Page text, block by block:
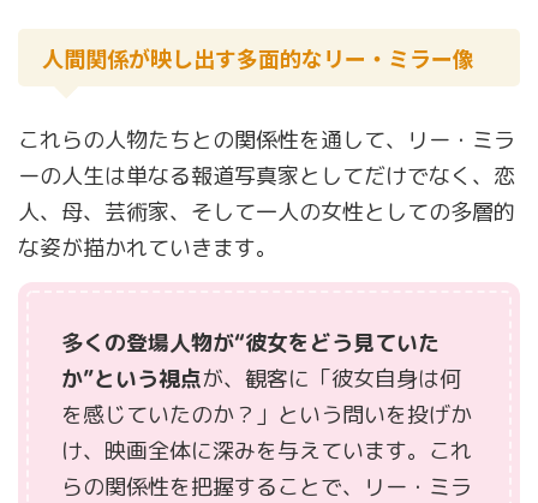
人間関係が映し出す多面的なリー・ミラー像
これらの人物たちとの関係性を通して、リー・ミラ
ーの人生は単なる報道写真家としてだけでなく、恋
人、母、芸術家、そして一人の女性としての多層的
な姿が描かれていきます。
多くの登場人物が“彼女をどう見ていた
か”という視点が、観客に「彼女自身は何
を感じていたのか？」という問いを投げか
け、映画全体に深みを与えています。これ
らの関係性を把握することで、リー・ミラ